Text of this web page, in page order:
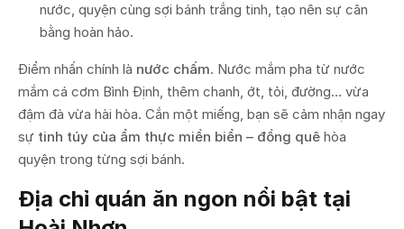
nước, quyện cùng sợi bánh trắng tinh, tạo nên sự cân
bằng hoàn hảo.
Điểm nhấn chính là nước chấm. Nước mắm pha từ nước
mắm cá cơm Bình Định, thêm chanh, ớt, tỏi, đường… vừa
đậm đà vừa hài hòa. Cắn một miếng, bạn sẽ cảm nhận ngay
sự tinh túy của ẩm thực miền biển – đồng quê hòa
quyện trong từng sợi bánh.
Địa chỉ quán ăn ngon nổi bật tại